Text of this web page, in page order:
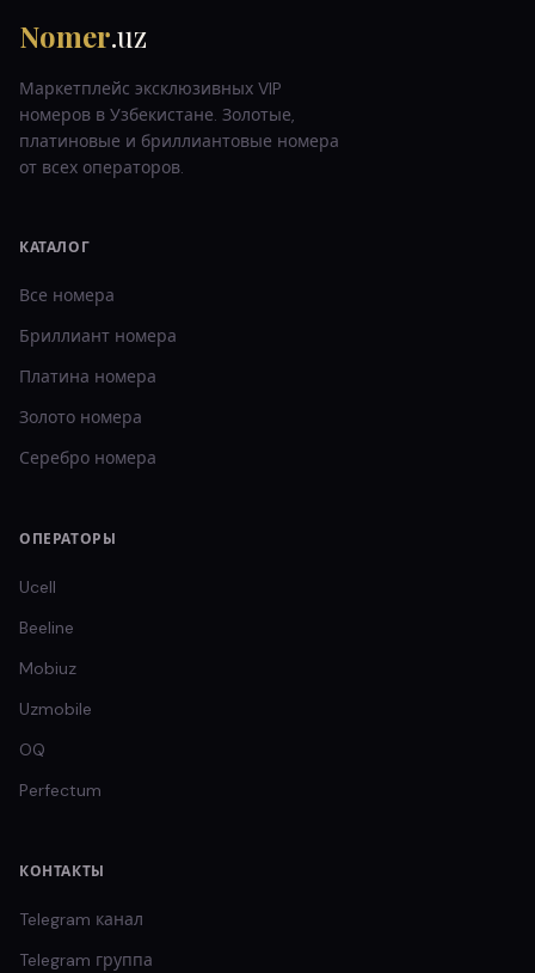
Nomer.uz
Маркетплейс эксклюзивных VIP
номеров в Узбекистане. Золотые,
платиновые и бриллиантовые номера
от всех операторов.
КАТАЛОГ
Все номера
Бриллиант номера
Платина номера
Золото номера
Серебро номера
ОПЕРАТОРЫ
Ucell
Beeline
Mobiuz
Uzmobile
OQ
Perfectum
КОНТАКТЫ
Telegram канал
Telegram группа